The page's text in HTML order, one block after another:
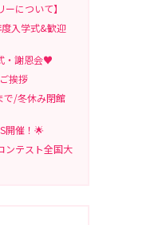
ーについて】
入学式&歓迎
・謝恩会♥
挨拶
/冬休み閉館
開催！🌟
ンテスト全国大